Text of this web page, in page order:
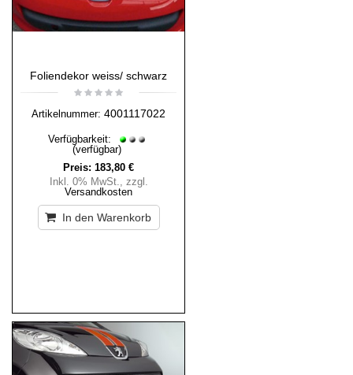
Foliendekor weiss/ schwarz
Artikelnummer: 4001117022
Verfügbarkeit:
(verfügbar)
Preis: 183,80 €
Inkl. 0% MwSt., zzgl.
Versandkosten
In den Warenkorb